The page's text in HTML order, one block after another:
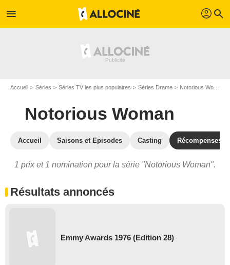
menu profil search
Accueil Séries Séries TV les plus populaires Séries Drame Notorious Woman
Notorious Woman
Accueil Saisons et Episodes Casting Récompenses
1 prix et 1 nomination pour la série "Notorious Woman".
Résultats annoncés
Emmy Awards 1976 (Edition 28)